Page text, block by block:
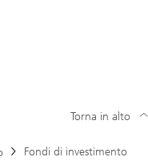
Fondi di investimento
Torna in alto